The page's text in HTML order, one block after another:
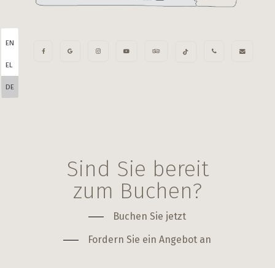
Sind Sie bereit
zum Buchen?
Buchen Sie jetzt
Fordern Sie ein Angebot an
EN
EL
DE